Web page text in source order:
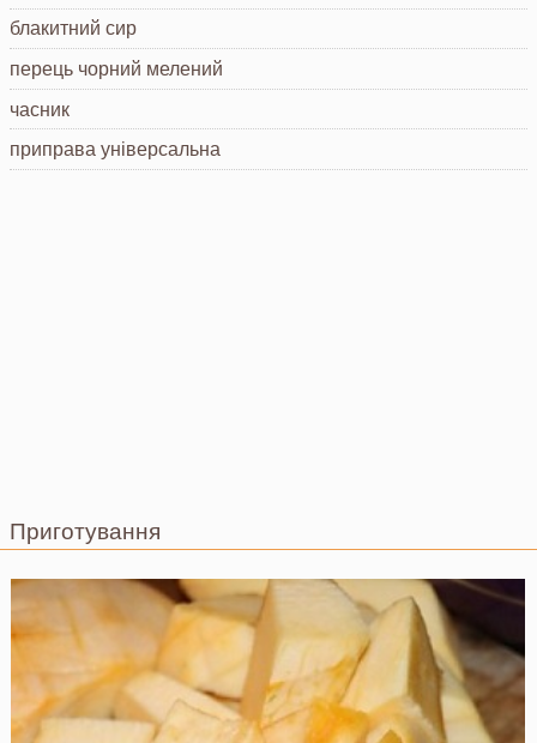
блакитний сир
перець чорний мелений
часник
приправа універсальна
Приготування